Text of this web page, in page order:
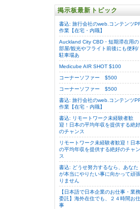
掲示板最新トピック
書込: 旅行会社のweb.コンテンツ
作業【在宅・内職】
Auckland City CBD・短期滞在用の
部屋/観光やフライト前後にも便利/
駐車場あ
Medicube AIR SHOT $100
コーナーソファー $500
コーナーソファー $500
書込: 旅行会社のweb.コンテンツ
作業【在宅・内職】
書込: リモートワーク未経験者歓
迎！日本の平均年収を提供する絶好
のチャンス
リモートワーク未経験者歓迎！日本
の平均年収を提供する絶好のチャン
ス
書込: どうせ努力するなら、あなた
が本当にやりたい事に向かって頑張
りません
【日本語で日本企業のお仕事・業務
委託】海外在住でも、２４時間お仕
事